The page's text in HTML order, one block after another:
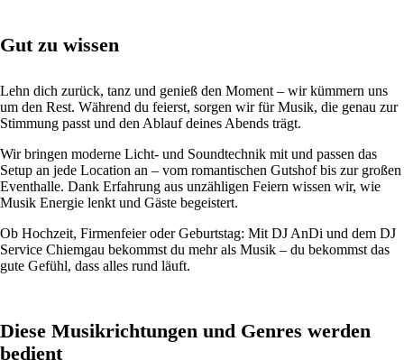
Gut zu wissen
Lehn dich zurück, tanz und genieß den Moment – wir kümmern uns
um den Rest. Während du feierst, sorgen wir für Musik, die genau zur
Stimmung passt und den Ablauf deines Abends trägt.
Wir bringen moderne Licht- und Soundtechnik mit und passen das
Setup an jede Location an – vom romantischen Gutshof bis zur großen
Eventhalle. Dank Erfahrung aus unzähligen Feiern wissen wir, wie
Musik Energie lenkt und Gäste begeistert.
Ob Hochzeit, Firmenfeier oder Geburtstag: Mit DJ AnDi und dem DJ
Service Chiemgau bekommst du mehr als Musik – du bekommst das
gute Gefühl, dass alles rund läuft.
Diese Musikrichtungen und Genres werden
bedient